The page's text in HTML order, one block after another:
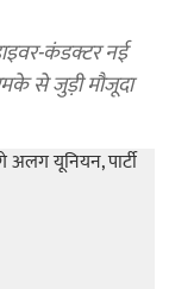
कंडक्टर नई
से जुड़ी मौजूदा